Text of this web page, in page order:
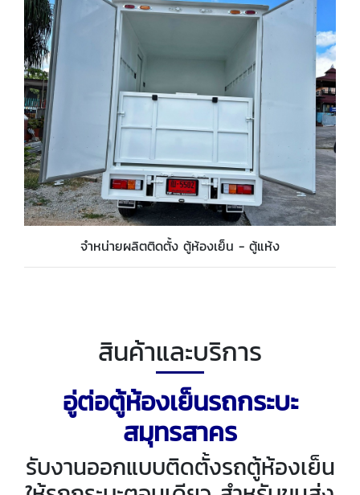
จำหน่ายผลิตติดตั้ง ตู้ห้องเย็น - ตู้แห้ง
สินค้าและบริการ
อู่ต่อตู้ห้องเย็นรถกระบะ
สมุทรสาคร
รับงานออกแบบติดตั้งรถตู้ห้องเย็น